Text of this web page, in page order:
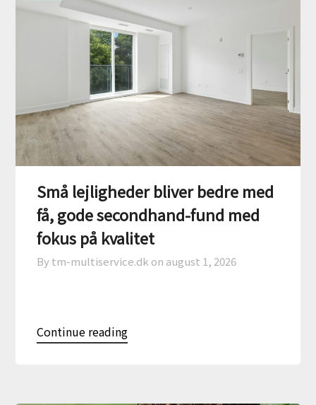
Små lejligheder bliver bedre med
få, gode secondhand-fund med
fokus på kvalitet
By tm-multiservice.dk on august 1, 2026
Continue reading